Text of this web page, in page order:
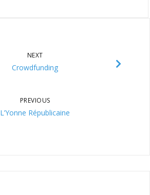
NEXT
Crowdfunding
PREVIOUS
L’Yonne Républicaine